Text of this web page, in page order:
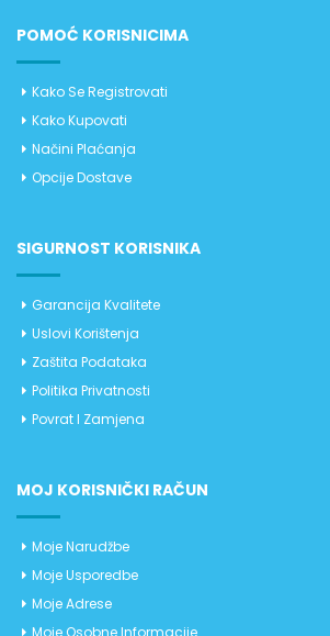
POMOĆ KORISNICIMA
Kako Se Registrovati
Kako Kupovati
Načini Plaćanja
Opcije Dostave
SIGURNOST KORISNIKA
Garancija Kvalitete
Uslovi Korištenja
Zaštita Podataka
Politika Privatnosti
Povrat I Zamjena
MOJ KORISNIČKI RAČUN
Moje Narudžbe
Moje Usporedbe
Moje Adrese